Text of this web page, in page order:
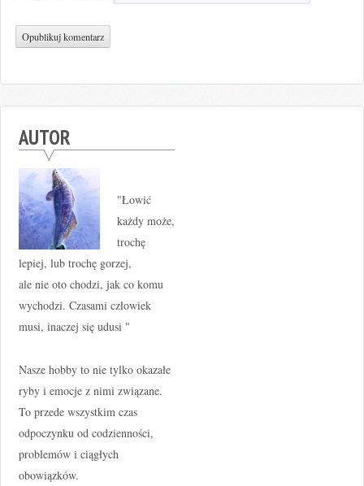
AUTOR
"Łowić
każdy może,
trochę
lepiej, lub trochę gorzej,
ale nie oto chodzi, jak co komu
wychodzi. Czasami człowiek
musi, inaczej się udusi "
Nasze hobby to nie tylko okazałe
ryby i emocje z nimi związane.
To przede wszystkim czas
odpoczynku od codzienności,
problemów i ciągłych
obowiązków.